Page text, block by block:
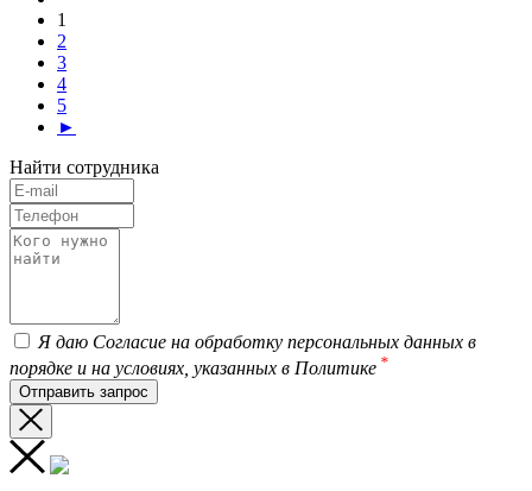
1
2
3
4
5
►
Найти сотрудника
Я даю Согласие на обработку персональных данных в
порядке и на условиях, указанных в Политике *